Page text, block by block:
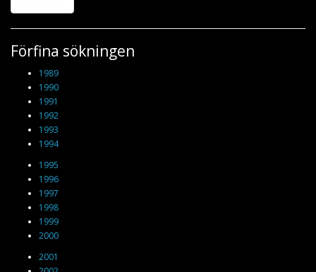
Förfina sökningen
1989
1990
1991
1992
1993
1994
1995
1996
1997
1998
1999
2000
2001